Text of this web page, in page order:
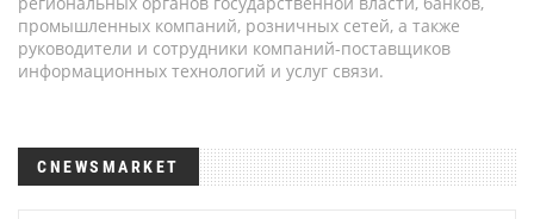
промышленных компаний, розничных сетей, а также
руководители и сотрудники компаний-поставщиков
информационных технологий и услуг связи.
CNEWSMARKET